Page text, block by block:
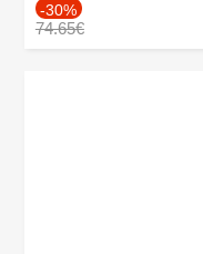
-30%
74.65€